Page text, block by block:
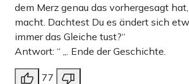
dem Merz genau das vorhergesagt
macht. Dachtest Du es ändert sich
immer das Gleiche tust?“
Antwort: “ „. Ende der Geschichte.
77